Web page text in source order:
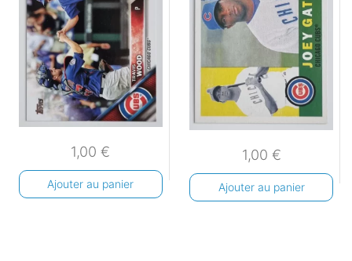
1,00€
Ajouter au panier
1,00 €
Ajouter au panier